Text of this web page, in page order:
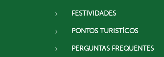
FESTIVIDADES
PONTOS TURISTÍCOS
PERGUNTAS FREQUENTES